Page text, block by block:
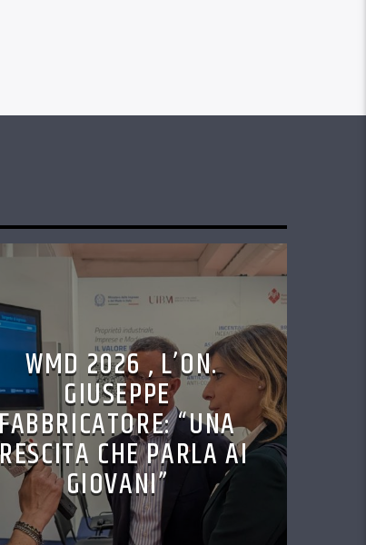
WMD 2026 , L’ON.
GIUSEPPE
“UNA
CHE PARLA AI
GIOVANI”